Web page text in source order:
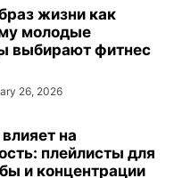
жизни как
молодые
выбирают фитнес
26, 2026
на
плейлисты для
и концентрации